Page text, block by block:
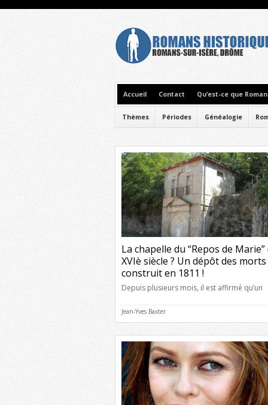
Accueil Contact Qu’est-ce que
Thèmes Périodes Généalogie
La chapelle du “Repos de Marie”
XVIè siècle ? Un dépôt des morts
construit en 1811 !
Depuis plusieurs mois, il est affirmé qu’un
une chapelle du chemin de croix datant du
siècle. Et ce bâtiment, intégré au projet de
construction de la “Cité de la Musique”, a
l’objet d’une longue bataille juridique
association et la Ville de Romans-sur-Isère,
Jean-Yves Baxter